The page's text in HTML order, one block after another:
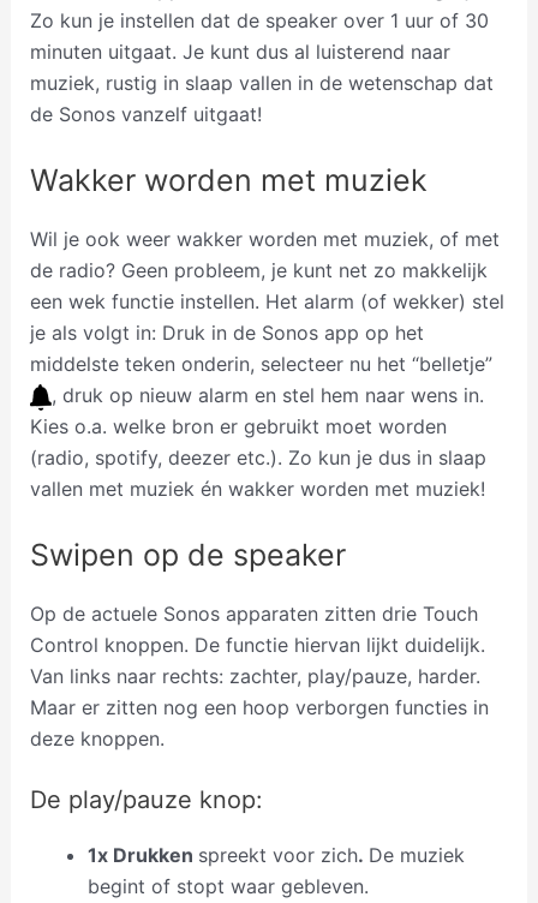
Zo kun je instellen dat de speaker over 1 uur of 30
minuten uitgaat. Je kunt dus al luisterend naar
muziek, rustig in slaap vallen in de wetenschap dat
de Sonos vanzelf uitgaat!
Wakker worden met muziek
Wil je ook weer wakker worden met muziek, of met
de radio? Geen probleem, je kunt net zo makkelijk
een wek functie instellen. Het alarm (of wekker) stel
je als volgt in: Druk in de Sonos app op het
middelste teken onderin, selecteer nu het “belletje”
, druk op nieuw alarm en stel hem naar wens in.
Kies o.a. welke bron er gebruikt moet worden
(radio, spotify, deezer etc.). Zo kun je dus in slaap
vallen met muziek én wakker worden met muziek!
Swipen op de speaker
Op de actuele Sonos apparaten zitten drie Touch
Control knoppen. De functie hiervan lijkt duidelijk.
Van links naar rechts: zachter, play/pauze, harder.
Maar er zitten nog een hoop verborgen functies in
deze knoppen.
De play/pauze knop:
1x Drukken spreekt voor zich. De muziek
begint of stopt waar gebleven.